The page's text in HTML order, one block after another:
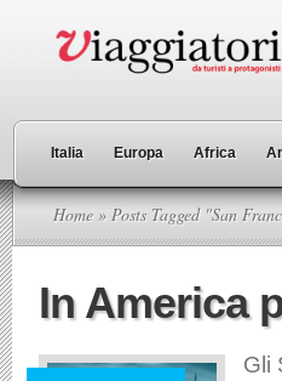
Italia Europa Africa
Home » Posts Tagged "San
In America
Gli